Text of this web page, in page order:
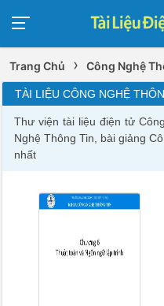
Trang Chủ › Công Nghệ
TÀI LIỆU CÔNG NGHỆ
Thư viện tài liệu điện tử
Nghệ Thông Tin, bài giảng
nhất